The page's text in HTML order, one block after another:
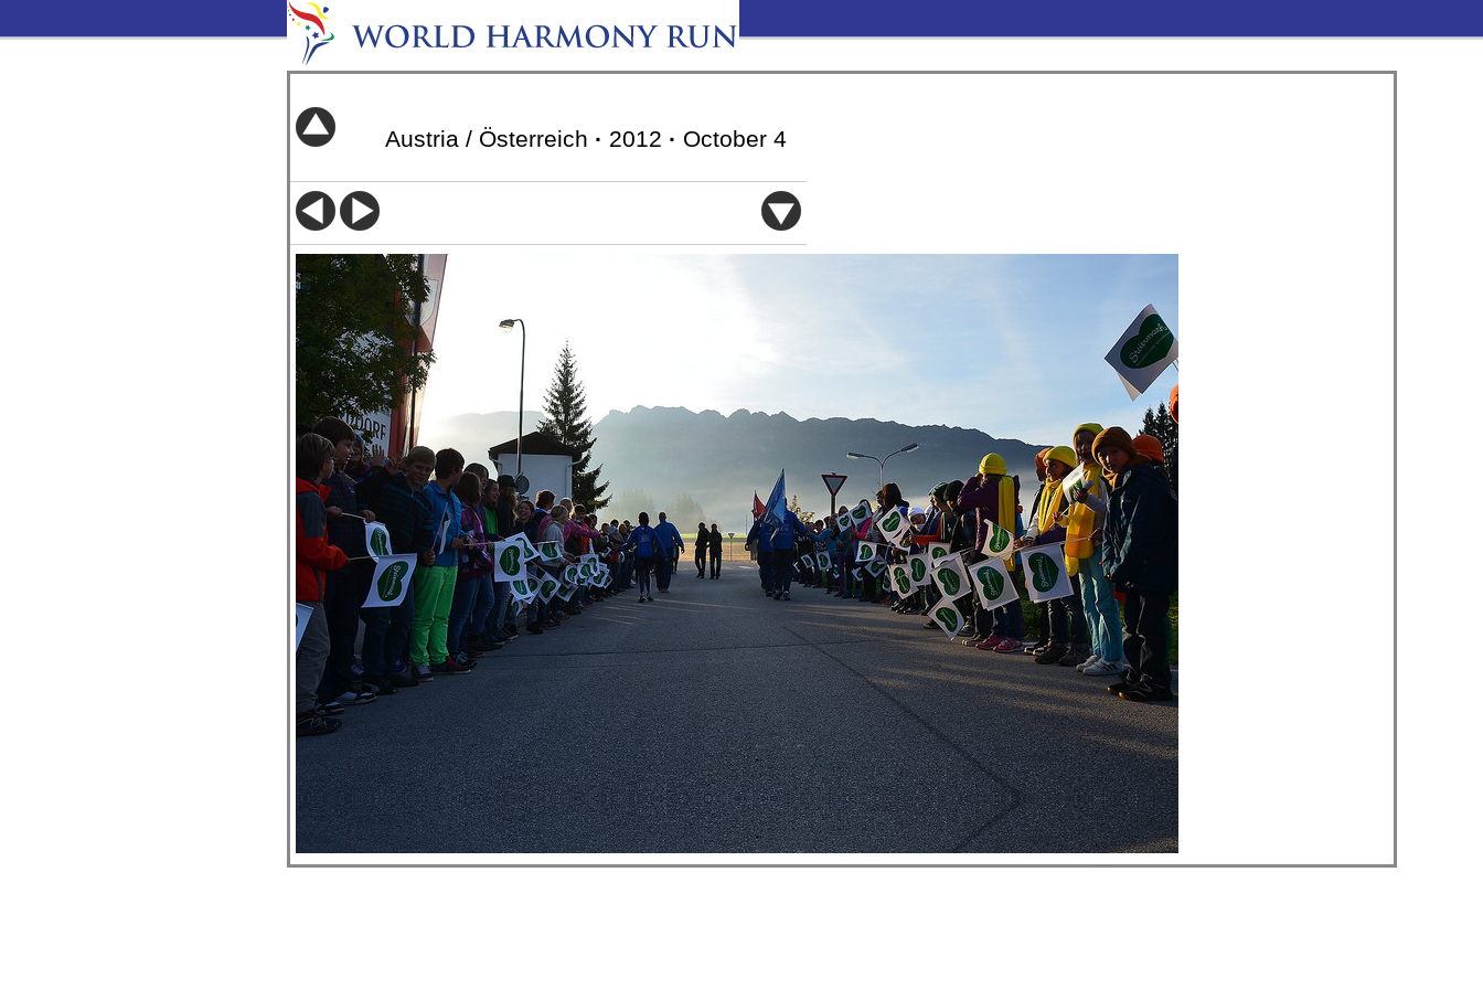
Austria / Österreich · 2012 · October 4